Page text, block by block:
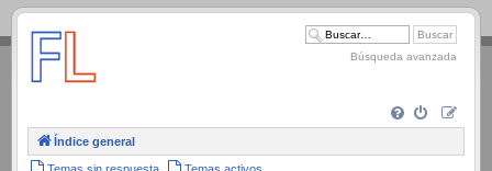
.
Búsqueda avanzada
Índice general